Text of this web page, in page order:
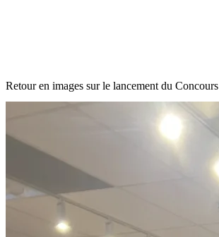
Retour en images sur le lancement du Concours